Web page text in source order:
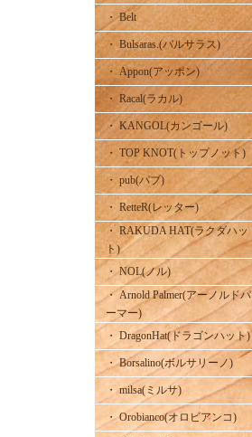
・ Belt
・ Bulsaras.(バルサラス)
・ Appon(アッポン)
・ Racal(ラカル)
・ KANGOL(カンゴール)
・ TOP KNOT(トップノット)
・ pub(パブ)
・ RetteR(レッター)
・ RAKUDA HAT(ラクダハッ
ト)
・ NOL(ノル)
・ Arnold Palmer(アーノルドパ
ーマー)
・ DragonHat(ドラゴンハット)
・ Borsalino(ボルサリーノ)
・ milsa(ミルサ)
・ Orobianco(オロビアンコ)